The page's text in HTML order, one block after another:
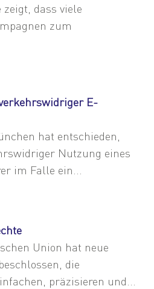
dass viele
zum
E-
hat entschieden,
Nutzung eines
im Falle ein...
Union hat neue
die
präzisieren und...